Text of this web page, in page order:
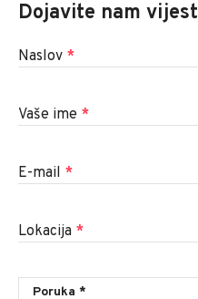
Dojavite nam vijest
Naslov *
Vaše ime *
E-mail *
Lokacija *